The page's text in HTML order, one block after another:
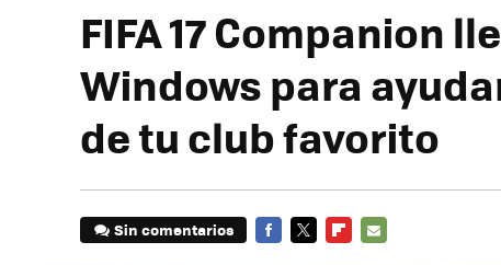
FIFA 17 Companion
Windows para
de tu club favorito
Sin comentarios